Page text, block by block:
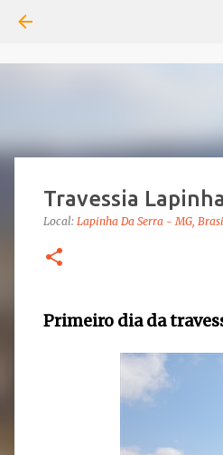
Travessia
Local: Lapinha Da Serra - MG,
Primeiro dia da